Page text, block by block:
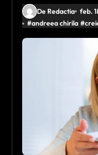
De Redactia feb.
#andreea chirila #